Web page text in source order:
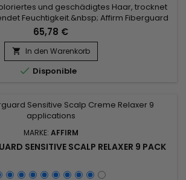
und geschädigtes Haar, trocknet
Feuchtigkeit.&nbsp; Affirm Fiberguard
zieht schnell ein, lockert das Haar
lässt sich schnell ausspülen. &nbsp;Affirm
für coloriertes Haar schützt Ihr Haar
nach der chemischen Behandlung. Affirm...
65,78 €
 In den Warenkorb
 Disponible
MARKE: AFFIRM
SENSITIVE SCALP RELAXER 9 PACK